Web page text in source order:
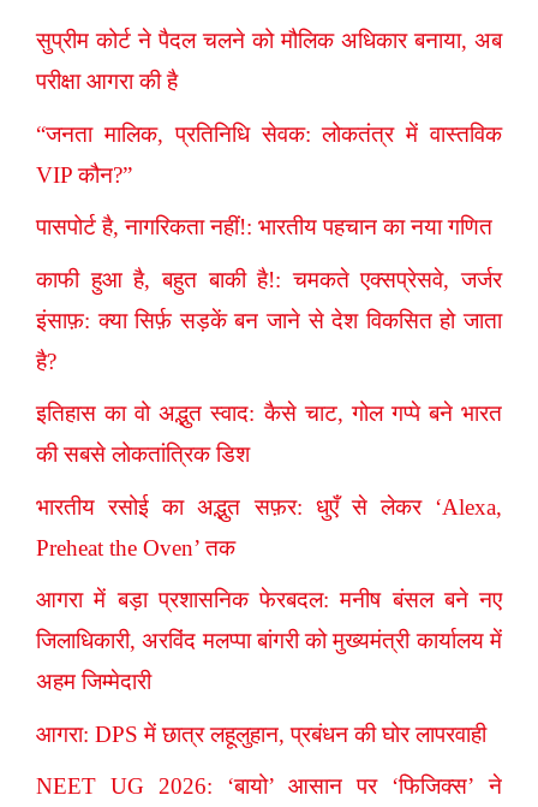
सुप्रीम कोर्ट ने पैदल चलने को मौलिक अधिकार बनाया, अब
परीक्षा आगरा की है
“जनता मालिक, प्रतिनिधि सेवक: लोकतंत्र में वास्तविक
VIP कौन?”
पासपोर्ट है, नागरिकता नहीं!: भारतीय पहचान का नया गणित
काफी हुआ है, बहुत बाकी है!: चमकते एक्सप्रेसवे, जर्जर
इंसाफ़: क्या सिर्फ़ सड़कें बन जाने से देश विकसित हो जाता
है?
इतिहास का वो अद्भुत स्वाद: कैसे चाट, गोल गप्पे बने भारत
की सबसे लोकतांत्रिक डिश
भारतीय रसोई का अद्भुत सफ़र: धुएँ से लेकर ‘Alexa,
Preheat the Oven’ तक
आगरा में बड़ा प्रशासनिक फेरबदल: मनीष बंसल बने नए
जिलाधिकारी, अरविंद मलप्पा बांगरी को मुख्यमंत्री कार्यालय में
अहम जिम्मेदारी
आगरा: DPS में छात्र लहूलुहान, प्रबंधन की घोर लापरवाही
NEET UG 2026: ‘बायो’ आसान पर ‘फिजिक्स’ ने